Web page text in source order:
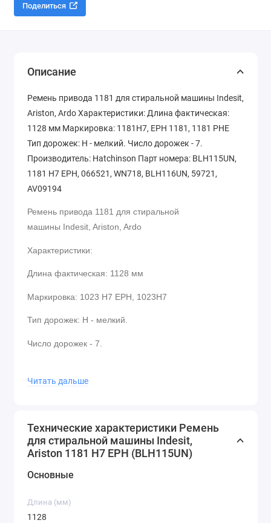
Поделиться
Описание
Ремень привода 1181 для стиральной машины Indesit,
Ariston, Ardo Характеристики: Длина фактическая:
1128 мм Маркировка: 1181H7, EPH 1181, 1181 PHE
Тип дорожек: H - мелкий. Число дорожек - 7.
Производитель: Hatchinson Парт номера: BLH115UN,
1181 H7 EPH, 066521, WN718, BLH116UN, 59721,
AV09194
Ремень привода 1181 для стиральной
машины Indesit, Ariston, Ardo
Характеристики:
Длина фактическая: 1128 мм
Маркировка: 1023 H7 EPH, 1023H7
Тип дорожек: H - мелкий.
Число дорожек - 7.
Читать дальше
Технические характеристики Ремень
для стиральной машины Indesit,
Ariston 1181 H7 EPH (BLH115UN)
Основные
Длина (мм)
1128